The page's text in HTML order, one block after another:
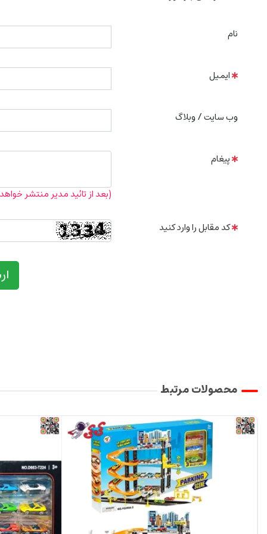
نام
ایمیل
وب سایت / وبلاگ
پیغام
(بعد از تائید مدیر منتشر
کد مقابل را وارد کنید
محصولات مرتبط